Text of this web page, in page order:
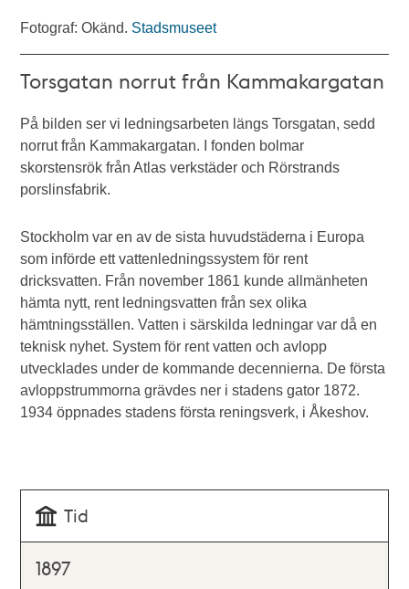
Fotograf: Okänd. Stadsmuseet
Torsgatan norrut från Kammakargatan
På bilden ser vi ledningsarbeten längs Torsgatan, sedd
norrut från Kammakargatan. I fonden bolmar
skorstensrök från Atlas verkstäder och Rörstrands
porslinsfabrik.
Stockholm var en av de sista huvudstäderna i Europa
som införde ett vattenledningssystem för rent
dricksvatten. Från november 1861 kunde allmänheten
hämta nytt, rent ledningsvatten från sex olika
hämtningsställen. Vatten i särskilda ledningar var då en
teknisk nyhet. System för rent vatten och avlopp
utvecklades under de kommande decennierna. De första
avloppstrummorna grävdes ner i stadens gator 1872.
1934 öppnades stadens första reningsverk, i Åkeshov.
Tid
1897